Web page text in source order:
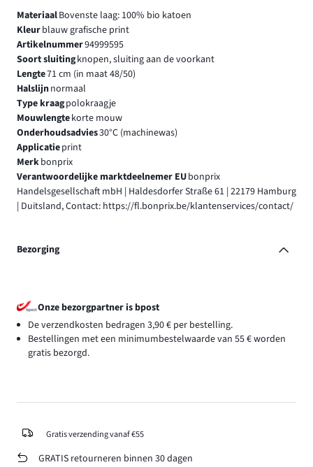
MateriaalBovenste laag: 100% bio katoen
Kleurblauw grafische print
Artikelnummer94999595
Soort sluitingknopen, sluiting aan de voorkant
Lengte71 cm (in maat 48/50)
Halslijnnormaal
Type kraagpolokraagje
Mouwlengtekorte mouw
Onderhoudsadvies30°C (machinewas)
Applicatieprint
Merkbonprix
Verantwoordelijke marktdeelnemer EUbonprix
Handelsgesellschaft mbH | Haldesdorfer Straße 61 | 22179 Hamburg
| Duitsland, Contact: https://fl.bonprix.be/klantenservices/contact/
Bezorging
Onze bezorgpartner is bpost
De verzendkosten bedragen 3,90 € per bestelling.
Bestellingen met een minimumbestelwaarde van 55 € worden
gratis bezorgd.
Gratis verzending vanaf €55
GRATIS retourneren binnen 30 dagen